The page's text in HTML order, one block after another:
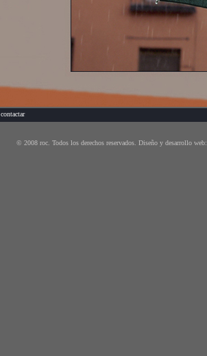
contactar
© 2008 roc. Todos los derechos reservados. Diseño y desarrollo web: